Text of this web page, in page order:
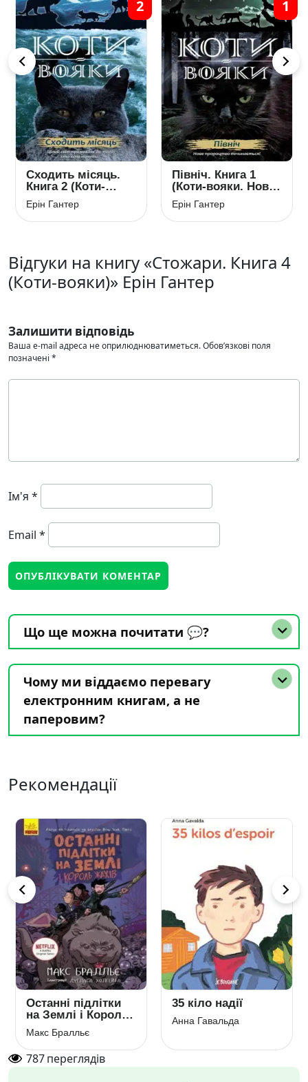
Сходить місяць.
Книга 2 (Коти-
вояки. Нове
пророцтво)
Ерін Гантер
2
Північ. Книга 1
(Коти-вояки. Нове
пророцтво)
Ерін Гантер
1
Відгуки на книгу «Стожари. Книга 4
(Коти-вояки)» Ерін Гантер
Залишити відповідь
Ваша e-mail адреса не оприлюднюватиметься.Обов’язкові поля
позначені *
Ім'я *
Email *
Що ще можна почитати 💬?
Чому ми віддаємо перевагу
електронним книгам, а не
паперовим?
Рекомендації
Останні підлітки
на Землі і Король
Жахів. Книга 3
Макс Бралльє
35 кіло надії
Анна Гавальда
787переглядів